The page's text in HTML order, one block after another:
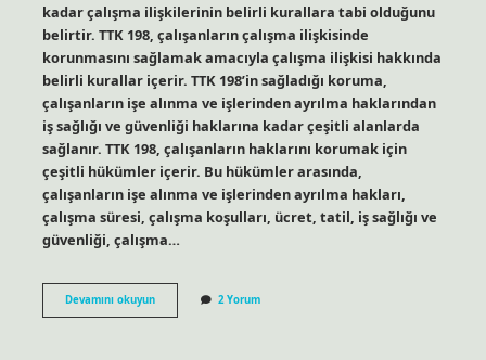
kadar çalışma ilişkilerinin belirli kurallara tabi olduğunu
belirtir. TTK 198, çalışanların çalışma ilişkisinde
korunmasını sağlamak amacıyla çalışma ilişkisi hakkında
belirli kurallar içerir. TTK 198’in sağladığı koruma,
çalışanların işe alınma ve işlerinden ayrılma haklarından
iş sağlığı ve güvenliği haklarına kadar çeşitli alanlarda
sağlanır. TTK 198, çalışanların haklarını korumak için
çeşitli hükümler içerir. Bu hükümler arasında,
çalışanların işe alınma ve işlerinden ayrılma hakları,
çalışma süresi, çalışma koşulları, ücret, tatil, iş sağlığı ve
güvenliği, çalışma…
Devamını okuyunTTK
198
2 Yorum